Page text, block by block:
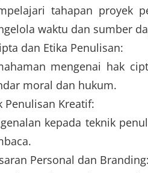
tahapan proyek
waktu dan sumber
dan Etika Penulisan:
mengenai hak
moral dan hukum.
Penulisan Kreatif:
kepada teknik
Personal dan Branding: